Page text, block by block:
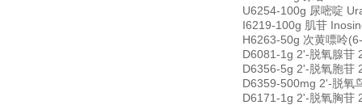
U6254-100g 尿嘧啶
I6219-100g 肌苷
H6263-50g 次黄嘌呤
D6081-1g 2'-脱氧腺苷
D6356-5g 2'-脱氧胞苷
D6359-500mg 2'-脱氧
D6171-1g 2'-脱氧胸苷